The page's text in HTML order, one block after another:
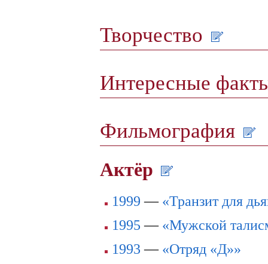
Творчество
Интересные
Фильмография
Актёр
1999 — «Транзит для
1995 — «Мужской
1993 — «Отряд «Д»»